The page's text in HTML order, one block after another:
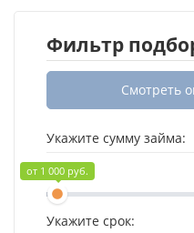
Фильтр
Смотреть
Укажите сумму займа:
1 000 руб.
Укажите срок: